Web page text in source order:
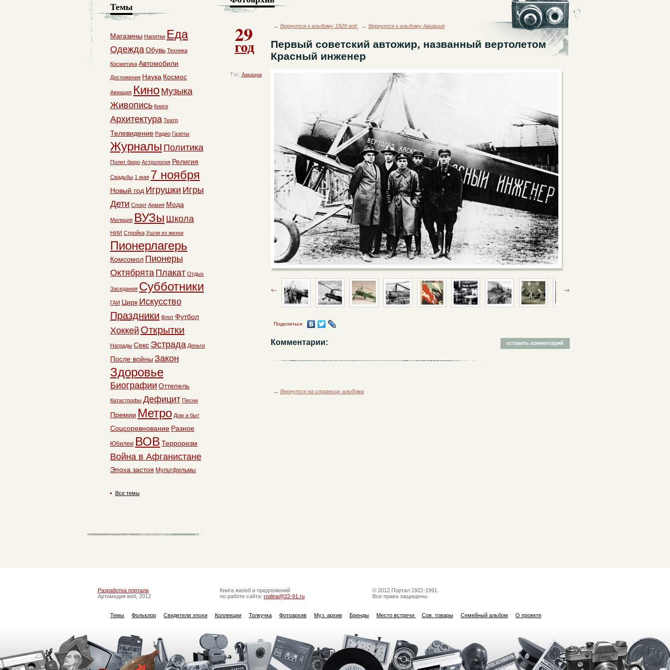
29
год
Тэг: Авиация
← Вернутся к альбому 1929 год ← Вернутся к альбому Авиация
Первый советский автожир, названный вертолетом
Красный инженер
Поделиться
Комментарии:
← Вернутся на страницу альбома
Темы
Магазины Напитки Еда
ОдеждаОбувь Техника
Косметика Автомобили
Достижения Наука Космос
Авиация Кино Музыка
Живопись Книги
Архитектура Театр
Телевидение Радио Газеты
Журналы Политика
Полит бюро Астрология Религия
Свадьбы 1 мая 7 ноября
Новый год Игрушки Игры
Дети Спорт Армия Мода
Милиция ВУЗы Школа
НИИ Стройка Ушли из жизни
Пионерлагерь
Комсомол Пионеры
Октябрята Плакат Отдых
Заседания Субботники
ГАИ Цирк Искусство
Праздники Флот Футбол
Хоккей Открытки
Награды Секс Эстрада Деньги
После войны Закон
Здоровье
Биографии Оттепель
Катастрофы Дефицит Песни
Премии Метро Дом и быт
Соцсоревнование Разное
Юбилеи ВОВ Терроризм
Война в Афганистане
Эпоха застоя Мультфильмы
Все темы
Разработка портала
Артимедия веб, 2012
Книга жалоб и предложений
по работе сайта: rodina@22-91.ru
© 2012 Портал 1922-1991.
Все права защищены.
Темы Фольклор Свидетели эпохи Коллекции Толкучка Фотоархив Муз. архив Бренды Место встречи Сов. товары Семейный альбом О проекте